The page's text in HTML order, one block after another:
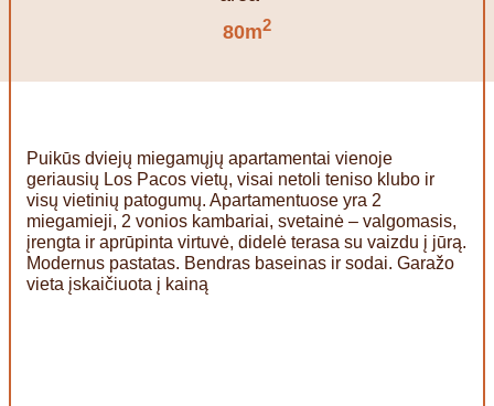
80m2
Puikūs dviejų miegamųjų apartamentai vienoje
geriausių Los Pacos vietų, visai netoli teniso klubo ir
visų vietinių patogumų. Apartamentuose yra 2
miegamieji, 2 vonios kambariai, svetainė – valgomasis,
įrengta ir aprūpinta virtuvė, didelė terasa su vaizdu į jūrą.
Modernus pastatas. Bendras baseinas ir sodai. Garažo
vieta įskaičiuota į kainą